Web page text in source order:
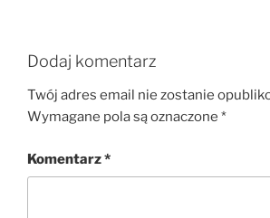
Dodaj komentarz
Twój adres email nie zostanie
Wymagane pola są oznaczone *
Komentarz*